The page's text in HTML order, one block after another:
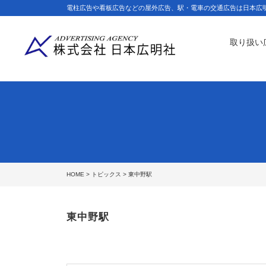
電柱広告や看板広告などの屋外広告、駅・電車の交通広告は日本広
取り扱い
HOME > トピックス > 東中野駅
東中野駅